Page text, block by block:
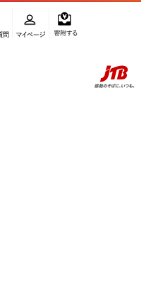
サイト